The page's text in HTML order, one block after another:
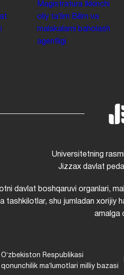
Magistratura
Ikkinchi
oliy taʼlim Bilim va
malakalarni baholash
agentligi
Universitetning
Jizzax davlat
davlat boshqaruvi organlari,
tashkilotlar, shu jumladan xorijiy
amalga
Oʻzbekiston Respublikasi
qonunchilik maʼlumotlari milliy bazasi